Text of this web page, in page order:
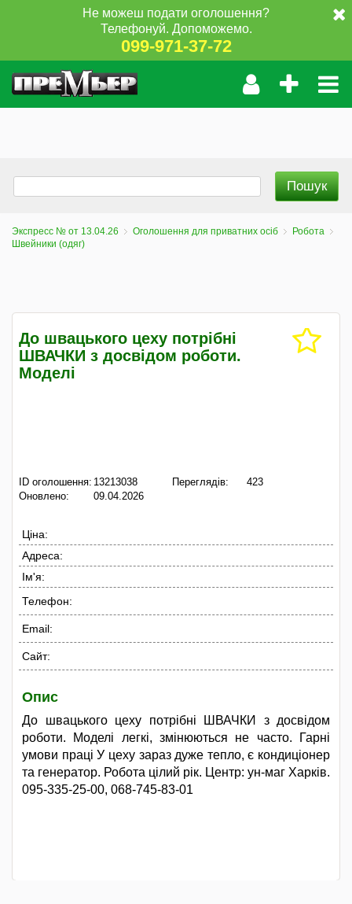
Не можеш подати оголошення?
Телефонуй. Допоможемо.
099-971-37-72
Экспресс № от 13.04.26 Оголошення для приватних осіб
Робота
Швейники (одяг)
До швацького цеху потрібні
ШВАЧКИ з досвідом роботи.
Моделі
ID оголошення: 13213038
Оновлено:
09.04.2026
Переглядів: 423
Ціна:
Адреса:
Ім'я:
Телефон:
Email:
Сайт:
Опис
До швацького цеху потрібні ШВАЧКИ з досвідом
роботи. Моделі легкі, змінюються не часто. Гарні
умови праці У цеху зараз дуже тепло, є кондиціонер
та генератор. Робота цілий рік. Центр: ун-маг Харків.
095-335-25-00, 068-745-83-01